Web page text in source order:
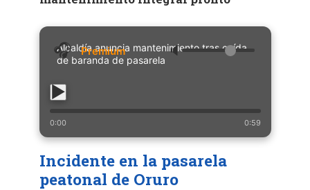
Alcaldía anuncia mantenimiento tras caída
de baranda de pasarela
🔈
0:00 0:59
Incidente en la pasarela
peatonal de Oruro